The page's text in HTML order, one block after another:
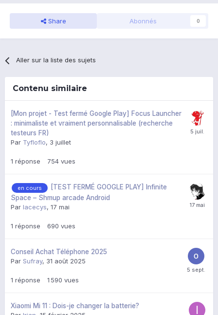
Share Abonnés 0
Aller sur la liste des sujets
Contenu similaire
[Mon projet - Test fermé Google Play] Focus Launcher
: minimaliste et vraiment personnalisable (recherche
testeurs FR)
Par Tyfloflo, 3 juillet
1 réponse 754 vues
en cours
[TEST FERMÉ GOOGLE PLAY] Infinite
Space – Shmup arcade Android
Par lacecys, 17 mai
1 réponse 690 vues
Conseil Achat Téléphone 2025
Par Sufray, 31 août 2025
1 réponse 1 590 vues
Xiaomi Mi 11 : Dois-je changer la batterie?